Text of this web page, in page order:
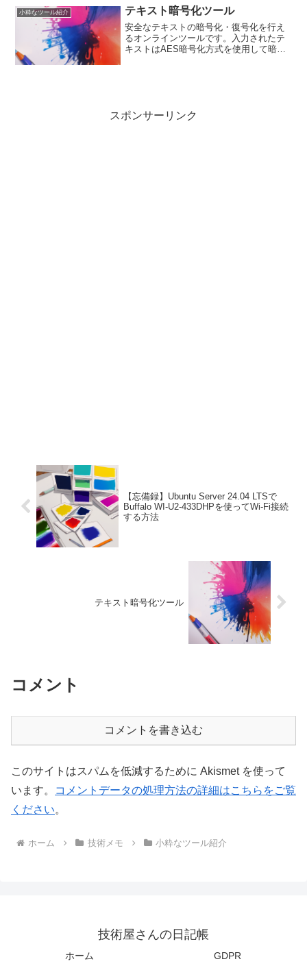
早速手持ちの魚眼レンズ(SIGMA 8mm
F...
小粋なツール紹介 テキスト暗号化ツール
安全なテキストの暗号化・復号化を行え
るオンラインツールです。入力されたテ
キストはAES暗号化方式を使用して暗号
スポンサーリンク
【忘備録】Ubuntu Server 24.04 LTSで
Buffalo WI-U2-433DHPを使ってWi-Fi接続
する方法
テキスト暗号化ツール
コメント
コメントを書き込む
このサイトはスパムを低減するために Akismet を使って
います。
コメントデータの処理方法の詳細はこちらをご覧
ください。
ホーム 技術メモ 小粋なツール紹介
技術屋さんの日記帳
ホーム GDPR